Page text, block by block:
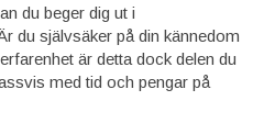
du beger dig ut i
du självsäker på din kännedom
är detta dock delen du
med tid och pengar på